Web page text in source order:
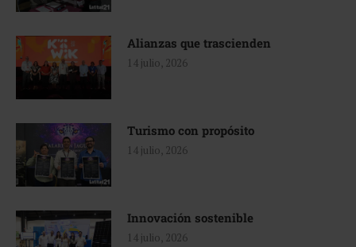
Alianzas que trascienden
14 julio, 2026
Turismo con propósito
14 julio, 2026
Innovación sostenible
14 julio, 2026